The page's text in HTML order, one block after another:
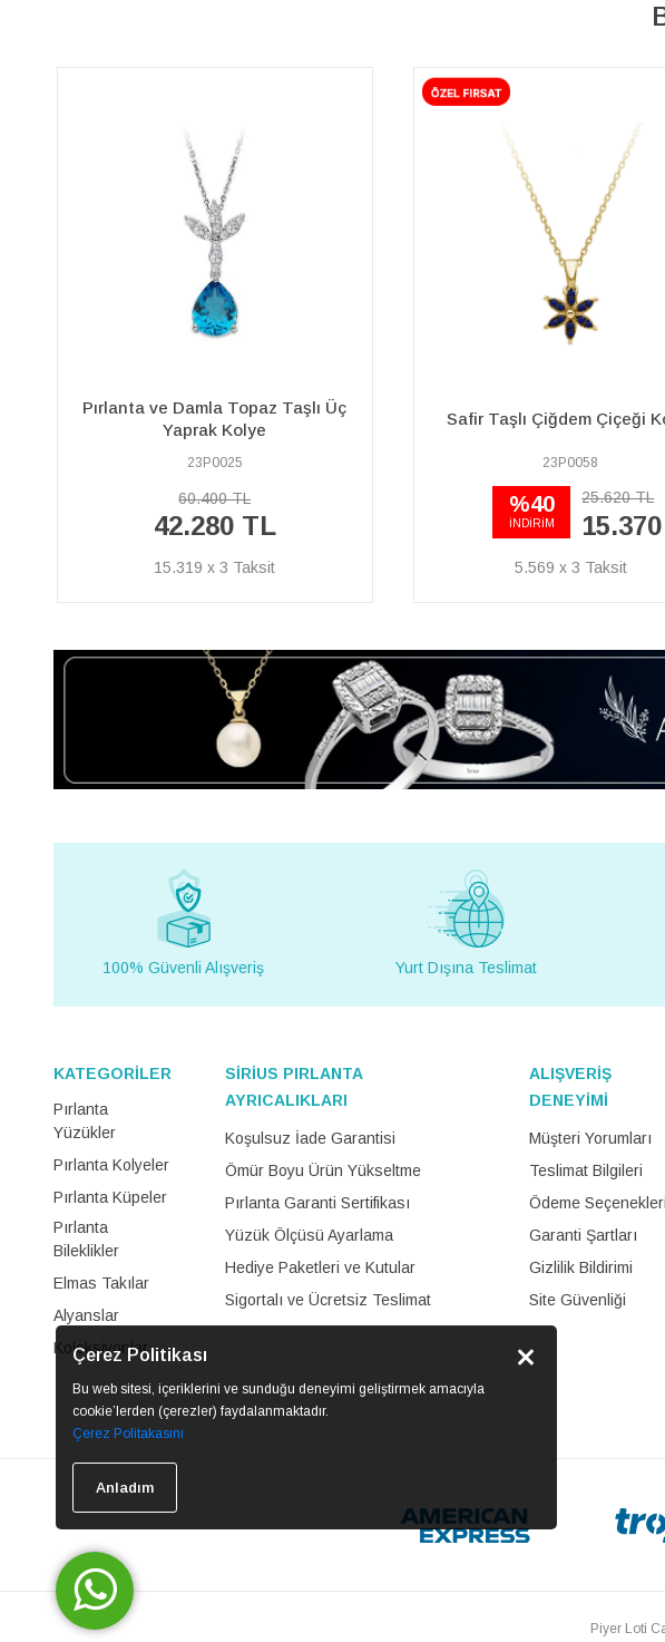
Çerez Politikası
Bu web sitesi, içeriklerini ve sunduğu deneyimi geliştirmek amacıyla
cookie’lerden (çerezler) faydalanmaktadır.
Çerez Politakasını
Anladım
Safir Taşlı Çiğdem Çiçeği Kolye
23P0058
%40
İNDİRİM
25.620 TL
15.370 TL
5.569 x 3
Taşlı Kolye
04P0041
80.890 TL
56.620 TL
20.515 x 3
100% Güvenli Alışveriş Yurt Dışına Teslimat
KATEGORİLER
Pırlanta
Yüzükler
Pırlanta Kolyeler
Pırlanta Küpeler
Pırlanta
Bileklikler
Elmas Takılar
Alyanslar
Koleksiyonlar
SİRİUS PIRLANTA
AYRICALIKLARI
Koşulsuz İade Garantisi
Ömür Boyu Ürün Yükseltme
Pırlanta Garanti Sertifikası
Yüzük Ölçüsü Ayarlama
Hediye Paketleri ve Kutular
Sigortalı ve Ücretsiz Teslimat
ALIŞVERİŞ
DENEYİMİ
Müşteri Yorumları
Teslimat Bilgileri
Ödeme Seçenekleri
Garanti Şartları
Gizlilik Bildirimi
Site Güvenliği
Piyer Loti